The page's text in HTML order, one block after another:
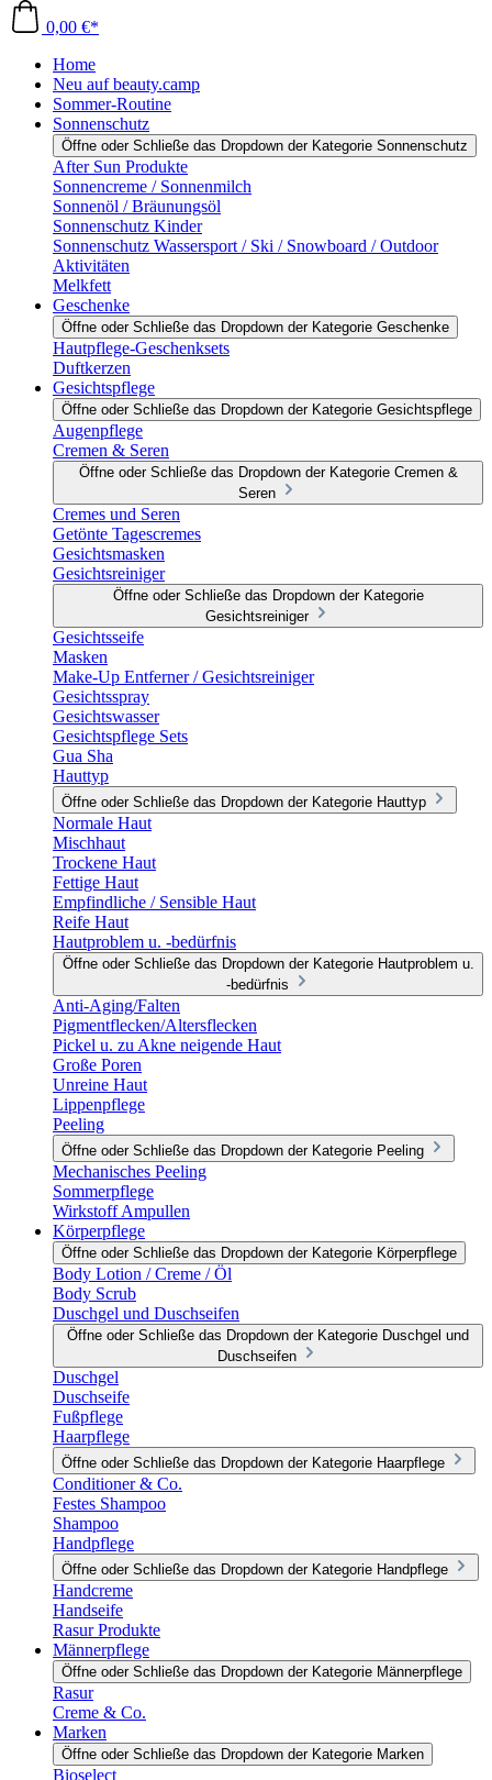
0,00 €*
Home
Neu auf beauty.camp
Sommer-Routine
Sonnenschutz
Öffne oder Schließe das Dropdown der Kategorie Sonnenschutz
After Sun Produkte
Sonnencreme / Sonnenmilch
Sonnenöl / Bräunungsöl
Sonnenschutz Kinder
Sonnenschutz Wassersport / Ski / Snowboard / Outdoor
Aktivitäten
Melkfett
Geschenke
Öffne oder Schließe das Dropdown der Kategorie Geschenke
Hautpflege-Geschenksets
Duftkerzen
Gesichtspflege
Öffne oder Schließe das Dropdown der Kategorie Gesichtspflege
Augenpflege
Cremen & Seren
Öffne oder Schließe das Dropdown der Kategorie Cremen &
Seren
Cremes und Seren
Getönte Tagescremes
Gesichtsmasken
Gesichtsreiniger
Öffne oder Schließe das Dropdown der Kategorie
Gesichtsreiniger
Gesichtsseife
Masken
Make-Up Entferner / Gesichtsreiniger
Gesichtsspray
Gesichtswasser
Gesichtspflege Sets
Gua Sha
Hauttyp
Öffne oder Schließe das Dropdown der Kategorie Hauttyp
Normale Haut
Mischhaut
Trockene Haut
Fettige Haut
Empfindliche / Sensible Haut
Reife Haut
Hautproblem u. -bedürfnis
Öffne oder Schließe das Dropdown der Kategorie Hautproblem u.
-bedürfnis
Anti-Aging/Falten
Pigmentflecken/Altersflecken
Pickel u. zu Akne neigende Haut
Große Poren
Unreine Haut
Lippenpflege
Peeling
Öffne oder Schließe das Dropdown der Kategorie Peeling
Mechanisches Peeling
Sommerpflege
Wirkstoff Ampullen
Körperpflege
Öffne oder Schließe das Dropdown der Kategorie Körperpflege
Body Lotion / Creme / Öl
Body Scrub
Duschgel und Duschseifen
Öffne oder Schließe das Dropdown der Kategorie Duschgel und
Duschseifen
Duschgel
Duschseife
Fußpflege
Haarpflege
Öffne oder Schließe das Dropdown der Kategorie Haarpflege
Conditioner & Co.
Festes Shampoo
Shampoo
Handpflege
Öffne oder Schließe das Dropdown der Kategorie Handpflege
Handcreme
Handseife
Rasur Produkte
Männerpflege
Öffne oder Schließe das Dropdown der Kategorie Männerpflege
Rasur
Creme & Co.
Marken
Öffne oder Schließe das Dropdown der Kategorie Marken
Bioselect